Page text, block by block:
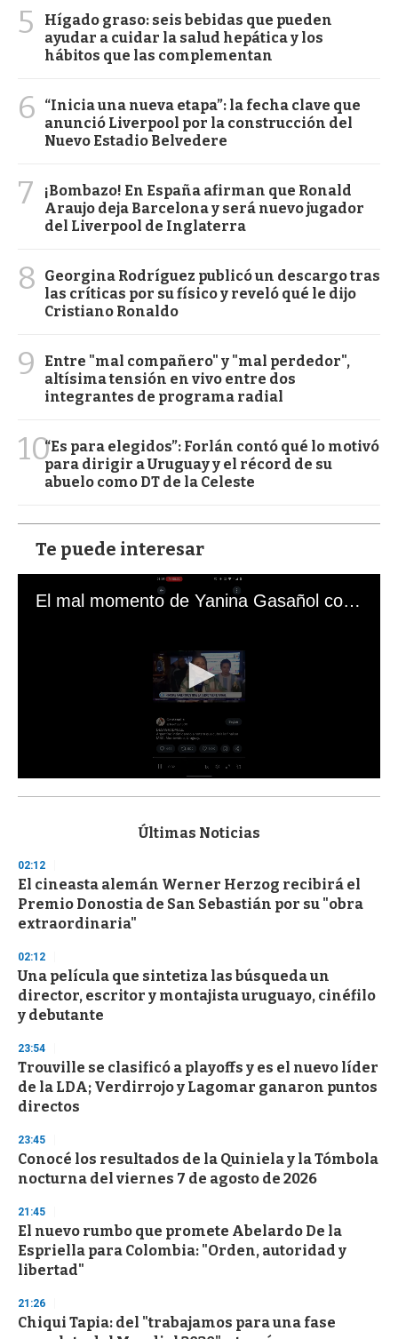
5
Hígado graso: seis bebidas que pueden
ayudar a cuidar la salud hepática y los
hábitos que las complementan
6
“Inicia una nueva etapa”: la fecha clave que
anunció Liverpool por la construcción del
Nuevo Estadio Belvedere
7
¡Bombazo! En España afirman que Ronald
Araujo deja Barcelona y será nuevo jugador
del Liverpool de Inglaterra
8
Georgina Rodríguez publicó un descargo tras
las críticas por su físico y reveló qué le dijo
Cristiano Ronaldo
9
Entre "mal compañero" y "mal perdedor",
altísima tensión en vivo entre dos
integrantes de programa radial
10“Es para elegidos”: Forlán contó qué lo motivó
para dirigir a Uruguay y el récord de su
abuelo como DT de la Celeste
Te puede interesar
El mal momento de Yanina Gasañol con un hincha argentino en "Subrayado"
s
d
s
o
f
3
s
e
c
o
n
d
Últimas Noticias
02:12
El cineasta alemán Werner Herzog recibirá el
Premio Donostia de San Sebastián por su "obra
extraordinaria"
02:12
Una película que sintetiza las búsqueda un
director, escritor y montajista uruguayo, cinéfilo
y debutante
23:54
Trouville se clasificó a playoffs y es el nuevo líder
de la LDA; Verdirrojo y Lagomar ganaron puntos
directos
23:45
Conocé los resultados de la Quiniela y la Tómbola
nocturna del viernes 7 de agosto de 2026
21:45
El nuevo rumbo que promete Abelardo De la
Espriella para Colombia: "Orden, autoridad y
libertad"
21:26
Chiqui Tapia: del "trabajamos para una fase